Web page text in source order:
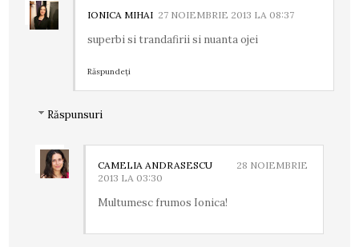
IONICA MIHAI 27 NOIEMBRIE 2013 LA 08:37
superbi si trandafirii si nuanta ojei
Răspundeți
Răspunsuri
CAMELIA ANDRASESCU
28 NOIEMBRIE
2013 LA 03:30
Multumesc frumos Ionica!